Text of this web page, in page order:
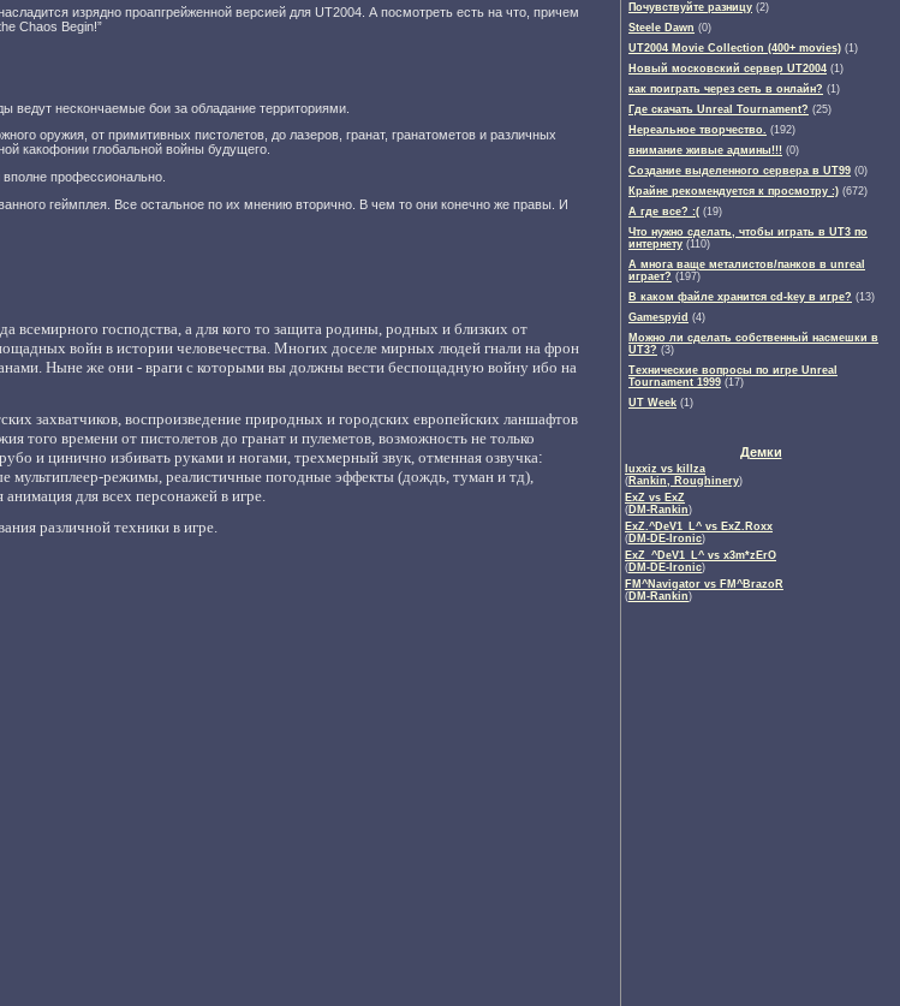
изрядно проапгрейженной версией для UT2004. А посмотреть есть на что, причем
Chaos Begin!”
ведут нескончаемые бои за обладание территориями.
оружия, от примитивных пистолетов, до лазеров, гранат, гранатометов и различных
какофонии глобальной войны будущего.
профессионально.
геймплея. Все остальное по их мнению вторично. В чем то они конечно же правы. И
всемирного господства, а для кого то защита родины, родных и близких от
войн в истории человечества. Многих доселе мирных людей гнали на фрон
Ныне же они - враги с которыми вы должны вести беспощадную войну ибо на
захватчиков, воспроизведение природных и городских европейских ланшафтов
того времени от пистолетов до гранат и пулеметов, возможность не только
и цинично избивать руками и ногами, трехмерный звук, отменная озвучка:
мультиплеер-режимы, реалистичные погодные эффекты (дождь, туман и тд),
для всех персонажей в игре.
различной техники в игре.
Почувствуйте разницу (2)
Steele Dawn (0)
UT2004 Movie Collection (400+ movies) (1)
Новый московский сервер UT2004 (1)
как поиграть через сеть в онлайн? (1)
Где скачать Unreal Tournament? (25)
Нереальное творчество. (192)
внимание живые админы!!! (0)
Создание выделенного сервера в UT99 (0)
Крайне рекомендуется к просмотру :) (672)
А где все? :( (19)
Что нужно сделать, чтобы играть в UT3 по
интернету (110)
А многа ваще металистов/панков в unreal
играет? (197)
В каком файле хранится cd-key в игре? (13)
Gamespyid (4)
Можно ли сделать собственный насмешки в
UT3? (3)
Технические вопросы по игре Unreal
Tournament 1999 (17)
UT Week (1)
Демки
luxxiz vs killza
( Rankin, Roughinery)
ExZ vs ExZ
( DM-Rankin)
ExZ.^DeV1_L^ vs ExZ.Roxx
( DM-DE-Ironic)
ExZ_^DeV1_L^ vs x3m*zErO
( DM-DE-Ironic)
FM^Navigator vs FM^BrazoR
( DM-Rankin)